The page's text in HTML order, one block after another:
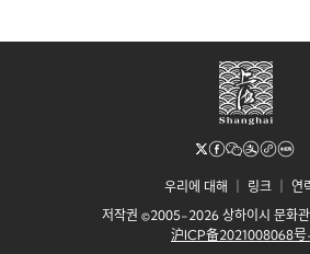
우리에 대해 링크｜ 연
저작권 ©2005-2026 상하이시 문화
沪ICP备2021008068号